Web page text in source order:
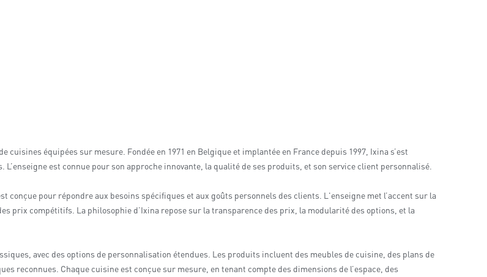
équipées sur mesure. Fondée en 1971 en Belgique et implantée en France depuis 1997, Ixina s’est
est connue pour son approche innovante, la qualité de ses produits, et son service client personnalisé.
conçue pour répondre aux besoins spécifiques et aux goûts personnels des clients. L'enseigne met l’accent sur la
prix compétitifs. La philosophie d’Ixina repose sur la transparence des prix, la modularité des options, et la
avec des options de personnalisation étendues. Les produits incluent des meubles de cuisine, des plans de
reconnues. Chaque cuisine est conçue sur mesure, en tenant compte des dimensions de l’espace, des